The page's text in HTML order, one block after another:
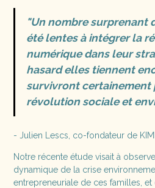
"Un nombre surprenant
été lentes à intégrer la
numérique dans leur
hasard elles tiennent
survivront certainement
révolution sociale et
- Julien Lescs, co-fondateur de
Notre récente étude visait à
dynamique de la crise
entrepreneuriale de ces familles,